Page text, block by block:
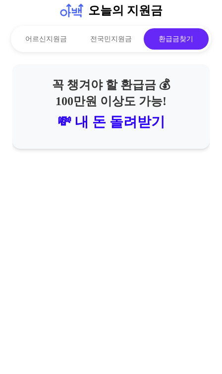
오늘의 지원금
어르신지원금 전국민지원금 환급금찾기
꼭 챙겨야 할 환급금 💰
100만원 이상도 가능!
💸 내 돈 돌려받기